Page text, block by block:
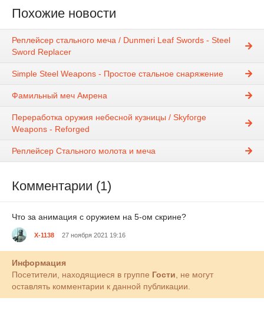
Похожие новости
Реплейсер стального меча / Dunmeri Leaf Swords - Steel
Sword Replacer
Simple Steel Weapons - Простое стальное снаряжение
Фамильный меч Амрена
Переработка оружия небесной кузницы / Skyforge
Weapons - Reforged
Реплейсер Стального молота и меча
Комментарии (1)
Что за анимация с оружием на 5-ом скрине?
X-1138 27 ноября 2021 19:16
Информация
Посетители, находящиеся в группе Гости , не могут
оставлять комментарии к данной публикации.